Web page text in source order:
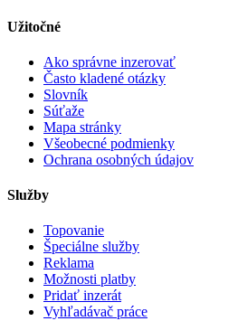
Užitočné
Ako správne inzerovať
Často kladené otázky
Slovník
Súťaže
Mapa stránky
Všeobecné podmienky
Ochrana osobných údajov
Služby
Topovanie
Špeciálne služby
Reklama
Možnosti platby
Pridať inzerát
Vyhľadávač práce